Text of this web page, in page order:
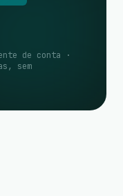
de conta ·
sem